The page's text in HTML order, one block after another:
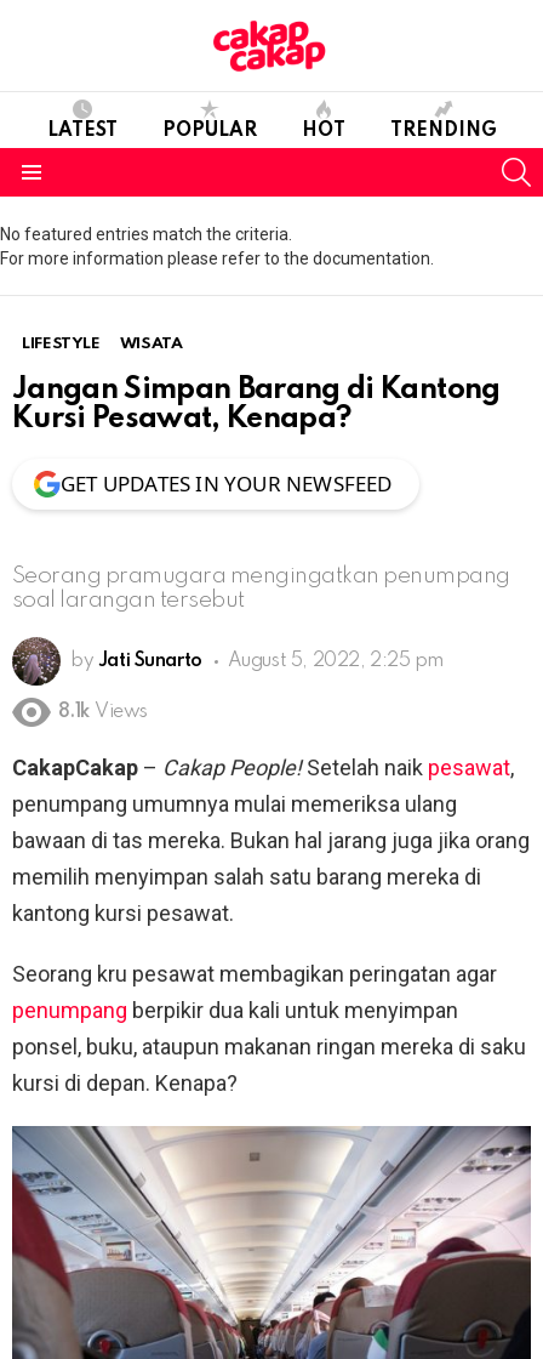
LATEST POPULAR HOT TRENDING
No featured entries match the criteria.
For more information please refer to the documentation.
LIFESTYLE WISATA
Jangan Simpan Barang di Kantong
Kursi Pesawat, Kenapa?
GET UPDATES IN YOUR NEWSFEED
Seorang pramugara mengingatkan penumpang
soal larangan tersebut
by Jati Sunarto August 5, 2022, 2:25 pm
8.1k Views
CakapCakap – Cakap People!Setelah naik pesawat,
penumpang umumnya mulai memeriksa ulang
bawaan di tas mereka. Bukan hal jarang juga jika orang
memilih menyimpan salah satu barang mereka di
kantong kursi pesawat.
Seorang kru pesawat membagikan peringatan agar
penumpang berpikir dua kali untuk menyimpan
ponsel, buku, ataupun makanan ringan mereka di saku
kursi di depan. Kenapa?